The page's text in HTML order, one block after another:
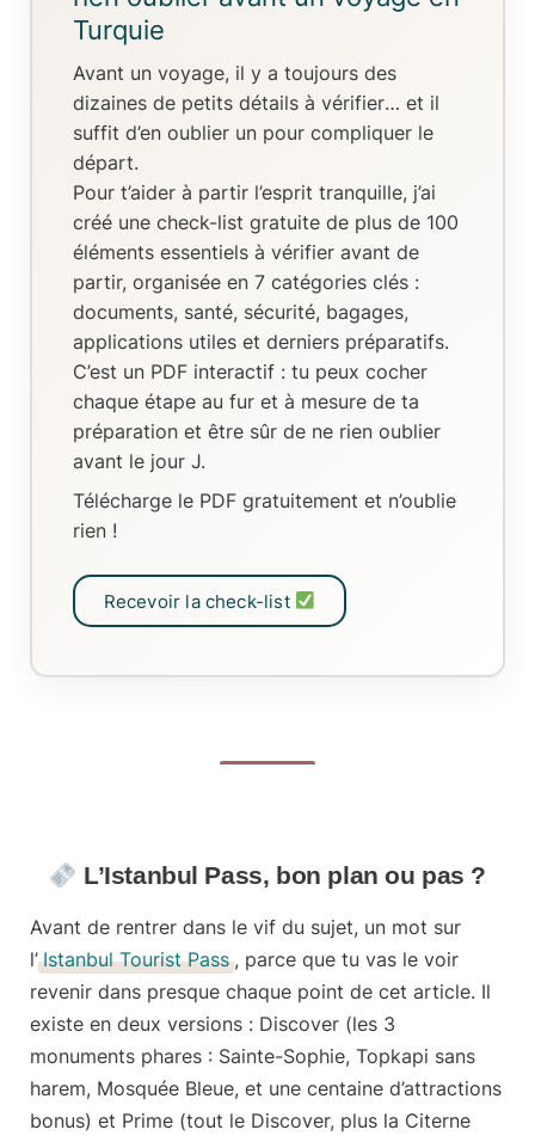
Turquie
Avant un voyage, il y a toujours des
dizaines de petits détails à vérifier… et il
suffit d’en oublier un pour compliquer le
départ.
Pour t’aider à partir l’esprit tranquille, j’ai
créé une check-list gratuite de plus de 100
éléments essentielsà vérifier avant de
partir, organisée en 7 catégories clés:
documents, santé, sécurité, bagages,
applications utiles et derniers préparatifs.
C’est un PDF interactif: tu peux cocher
chaque étape au fur et à mesure de ta
préparationet être sûr de ne rien oublier
avant le jour J.
Télécharge le PDF gratuitement et n’oublie
rien !
Recevoir la check-list
L’Istanbul Pass, bon plan ou pas ?
Avant de rentrer dans le vif du sujet, un mot sur
l’ Istanbul Tourist Pass , parce que tu vas le voir
revenir dans presque chaque point de cet article. Il
existe en deux versions : Discover (les 3
monuments phares : Sainte-Sophie, Topkapi sans
harem, Mosquée Bleue, et une centaine d’attractions
bonus) et Prime (tout le Discover, plus la Citerne